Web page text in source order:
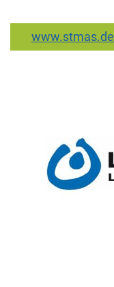
www.stmas.de